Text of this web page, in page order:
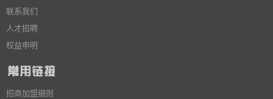
联系我们
人才招聘
权益申明
招商加盟细则